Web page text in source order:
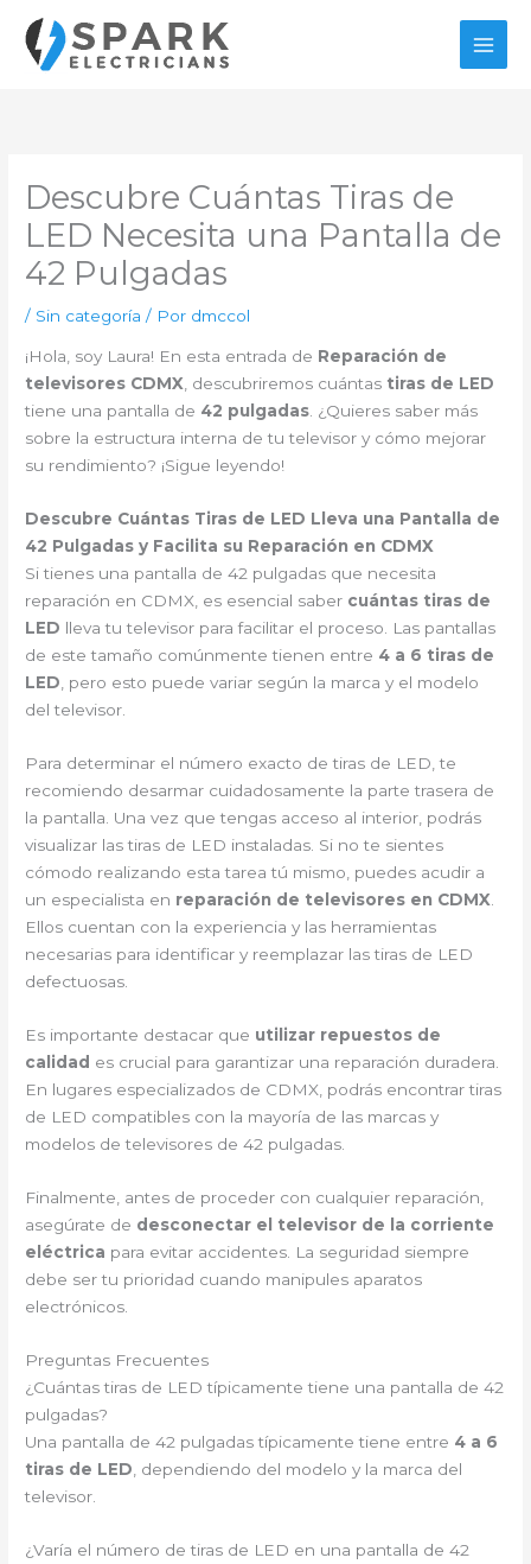
contenido
Descubre Cuántas Tiras de
LED Necesita una Pantalla de
42 Pulgadas
/ Sin categoría / Por dmccol
¡Hola, soy Laura! En esta entrada de Reparación de
televisores CDMX, descubriremos cuántas tiras de LED
tiene una pantalla de 42 pulgadas. ¿Quieres saber más
sobre la estructura interna de tu televisor y cómo mejorar
su rendimiento? ¡Sigue leyendo!
Descubre Cuántas Tiras de LED Lleva una Pantalla de
42 Pulgadas y Facilita su Reparación en CDMX
Si tienes una pantalla de 42 pulgadas que necesita
reparación en CDMX, es esencial saber cuántas tiras de
LED lleva tu televisor para facilitar el proceso. Las pantallas
de este tamaño comúnmente tienen entre 4 a 6 tiras de
LED , pero esto puede variar según la marca y el modelo
del televisor.
Para determinar el número exacto de tiras de LED, te
recomiendo desarmar cuidadosamente la parte trasera de
la pantalla. Una vez que tengas acceso al interior, podrás
visualizar las tiras de LED instaladas. Si no te sientes
cómodo realizando esta tarea tú mismo, puedes acudir a
un especialista en reparación de televisores en CDMX
Ellos cuentan con la experiencia y las herramientas
necesarias para identificar y reemplazar las tiras de LED
defectuosas.
Es importante destacar que utilizar repuestos de
calidad es crucial para garantizar una reparación duradera.
En lugares especializados de CDMX, podrás encontrar tiras
de LED compatibles con la mayoría de las marcas y
modelos de televisores de 42 pulgadas.
Finalmente, antes de proceder con cualquier reparación,
asegúrate de desconectar el televisor de la corriente
eléctrica para evitar accidentes. La seguridad siempre
debe ser tu prioridad cuando manipules aparatos
electrónicos.
Preguntas Frecuentes
¿Cuántas tiras de LED típicamente tiene una pantalla de 42
pulgadas?
Una pantalla de 42 pulgadas típicamente tiene entre 4 a 6
tiras de LED , dependiendo del modelo y la marca del
televisor.
¿Varía el número de tiras de LED en una pantalla de 42